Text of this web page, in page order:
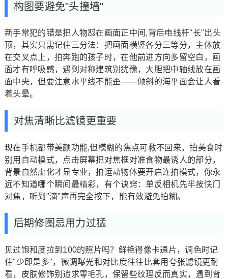
构图要避免"头撞墙"
新手常犯的错是把人物怼在画面正中间,背后电线杆"长"出头
顶，其实只需记住三分法：把画面横竖各分三等分，主体放
在交叉点上，拍奔跑的孩子时，在他前进方向多留空白，画
面才有呼吸感，遇到对称建筑别犹豫，大胆把中轴线放在画
面中央，但要注意水平线不能歪——倾斜的海平面会让人看
着头晕。
对焦清晰比滤镜更重要
现在手机都带美颜功能,但模糊的焦点可救不回来，拍美食时
别用自动模式，点击屏幕把对焦框对准食物最诱人的部分，
背景自然虚化才显专业，拍运动物体要开启连拍模式，你永
远不知道哪个瞬间最精彩，有个诀窍：单反相机先半按快门
对焦，听到"滴"声再完全按下，能有效避免拍糊。
后期修图忌用力过猛
见过饱和度拉到100的照片吗？鲜艳得像卡通片，调色时记
住"少即是多"，微调曝光和对比度往往比套用夸张滤镜更耐
看，皮肤修饰别追求零毛孔，保留些纹理反而真实，遇到背